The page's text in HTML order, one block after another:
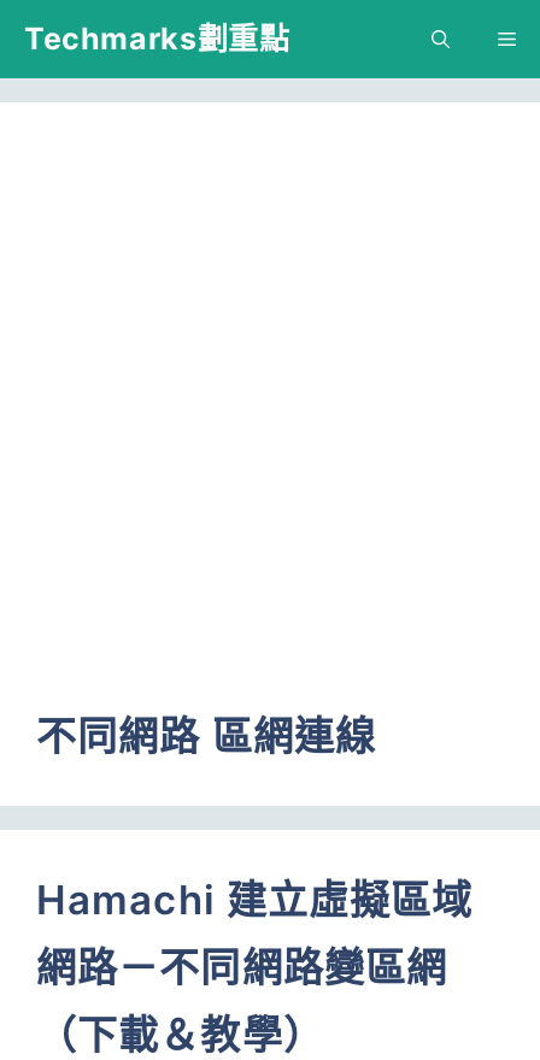
跳
主
Techmarks劃重點
不同網路 區網連線
Hamachi 建立虛擬區域
網路－不同網路變區網
（下載＆教學）